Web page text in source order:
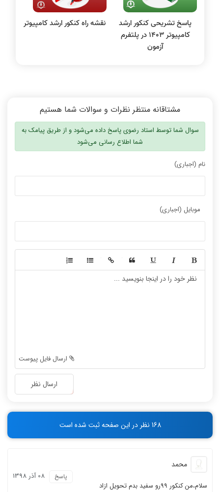
پاسخ تشریحی کنکور ارشد
کامپیوتر 1403 در پلتفرم
آزمون
نقشه راه کنکور ارشد کامپیوتر
مشتاقانه منتظر نظرات و سوالات شما هستیم
سوال شما توسط استاد رضوی پاسخ داده می‌شود و از طریق پیامک به
شما اطلاع رسانی می‌شود
نام (اجباری)
موبایل (اجباری)
-
-
-
-
-
-
-
ارسال نظر
168 نظر در این صفحه ثبت شده است
محمد
08 آذر 1398 پاسخ
سلام،من کنکور 99رو سفید بدم تحویل ازاد